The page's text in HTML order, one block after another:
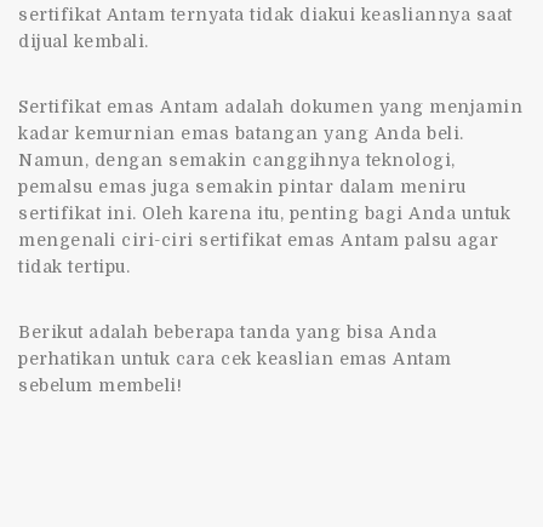
sertifikat Antam ternyata tidak diakui keasliannya saat
dijual kembali.
Sertifikat emas Antam adalah dokumen yang menjamin
kadar kemurnian emas batangan yang Anda beli.
Namun, dengan semakin canggihnya teknologi,
pemalsu emas juga semakin pintar dalam meniru
sertifikat ini. Oleh karena itu, penting bagi Anda untuk
mengenali ciri-ciri sertifikat emas Antam palsu agar
tidak tertipu.
Berikut adalah beberapa tanda yang bisa Anda
perhatikan untuk cara cek keaslian emas Antam
sebelum membeli!